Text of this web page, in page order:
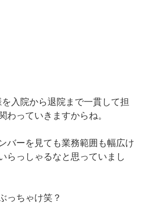
入院から退院まで一貫して担
っていきますからね。
バーを見ても業務範囲も幅広け
らっしゃるなと思っていまし
っちゃけ笑？